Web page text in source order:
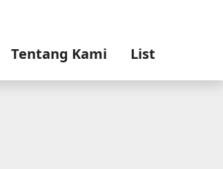
Tentang Kami List